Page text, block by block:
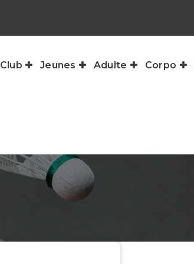
Club Jeunes Adulte Corpo